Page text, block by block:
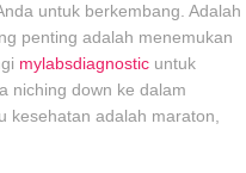
untuk berkembang. Adalah
penting adalah menemukan
mylabsdiagnostic untuk
niching down ke dalam
kesehatan adalah maraton,